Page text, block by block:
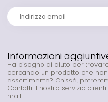
Informazioni
Ha bisogno di aiuto per
cercando un prodotto che
assortimento? Chissà,
Contatti il nostro servizio
mail.